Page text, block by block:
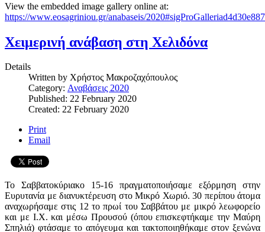
View the embedded image gallery online at:
https://www.eosagriniou.gr/anabaseis/
Χειμερινή ανάβαση στη Χελιδόνα
Details
Written by Χρήστος Μακροζαχόπουλος
Category: Αναβάσεις 2020
Published: 22 February 2020
Created: 22 February 2020
Print
Email
Το Σαββατοκύριακο 15-16 πραγματοποιήσαμε εξόρμηση στην
Ευρυτανία με διανυκτέρευση στο Μικρό Χωριό. 30 περίπου άτομα
αναχωρήσαμε στις 12 το πρωί του Σαββάτου με μικρό λεωφορείο
και με Ι.Χ. και μέσω Προυσού (όπου επισκεφτήκαμε την Μαύρη
Σπηλιά) φτάσαμε το απόγευμα και τακτοποιηθήκαμε στον ξενώνα